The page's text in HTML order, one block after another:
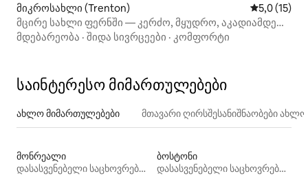
მიკროსახლი (Trenton) საშუალო
5,0 (15)
მცირე სახლი ფერნში — კერძო, მყუდრო, აკადიამდე
რამდენიმე წუთის სავალზე
მდებარეობა · შიდა სივრცეები · კომფორტი
საინტერესო მიმართულებები
ახლო მიმართულებები მთავარი ღირსშესანიშნაობები
მონრეალი
დასასვენებელი საცხოვრებლები
ბოსტონი
დასასვენებელი საცხოვრებლები